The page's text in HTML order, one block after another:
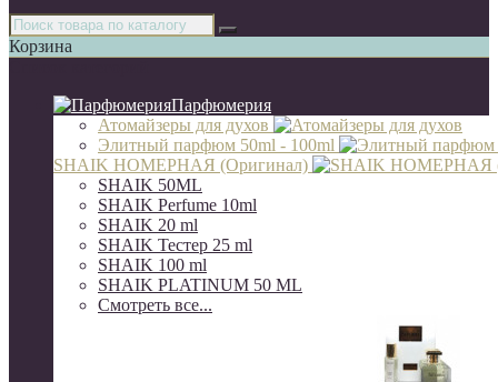
Корзина
Парфюмерия
Атомайзеры для духов
Элитный парфюм 50ml - 100ml
SHAIK НОМЕРНАЯ (Оригинал)
SHAIK 50ML
SHAIK Perfume 10ml
SHAIK 20 ml
SHAIK Тестер 25 ml
SHAIK 100 ml
SHAIK PLATINUM 50 ML
Смотреть все...